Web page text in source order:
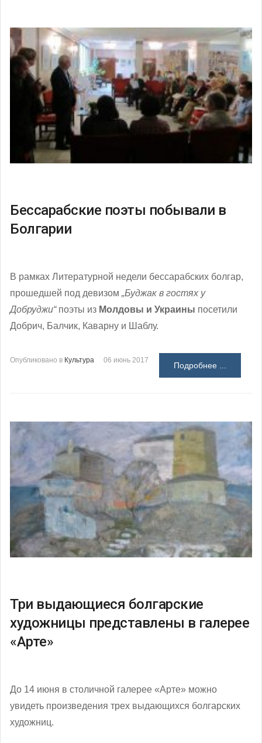
Бессарабские поэты побывали в
Болгарии
В рамках Литературной недели бессарабских болгар,
прошедшей под девизом „Буджак в гостях у
Добруджи“поэты из Молдовы и Украины посетили
Добрич, Балчик, Каварну и Шаблу.
Опубликовано в Культура 06 июнь 2017
Подробнее ...
Три выдающиеся болгарские
художницы представлены в галерее
«Арте»
До 14 июня в столичной галерее «Арте» можно
увидеть произведения трех выдающихся болгарских
художниц.